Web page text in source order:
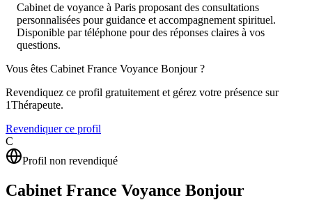
Cabinet de voyance à Paris proposant des consultations
personnalisées pour guidance et accompagnement spirituel.
Disponible par téléphone pour des réponses claires à vos
questions.
Vous êtes Cabinet France Voyance Bonjour?
Revendiquez ce profil gratuitement et gérez votre présence sur
1Thérapeute.
Revendiquer ce profil
C
Profil non revendiqué
Cabinet France Voyance Bonjour